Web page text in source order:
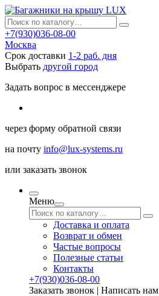
+7(930)036-08-00
Москва
Срок доставки 1-2 раб. дня
Выбрать другой город
Задать вопрос в мессенджере
через форму обратной связи
на почту info@lux-systems.ru
или заказать звонок
Меню
Доставка и оплата
Возврат и обмен
Частые вопросы
Полезные статьи
Контакты
+7(930)036-08-00
Заказать звонок | Написать нам